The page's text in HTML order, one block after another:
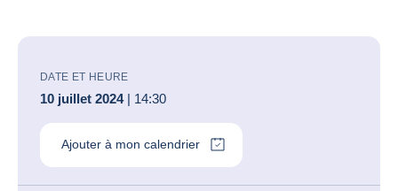
DATE ET HEURE
10 juillet 2024| 14:30
Ajouter à mon calendrier